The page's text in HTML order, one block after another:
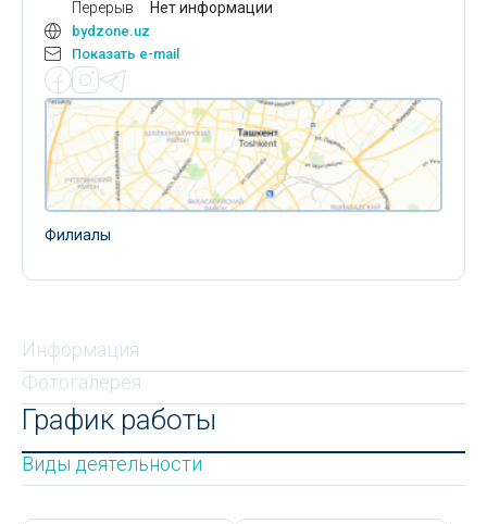
Перерыв
Нет информации
bydzone.uz
Показать e-mail
Филиалы
Информация
Фотогалерея
График работы
Виды деятельности